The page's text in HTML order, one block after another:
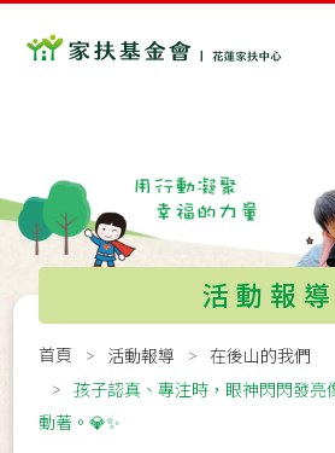
活動報導
首頁 活動報導
在後山的我們
孩子認真、專注時，眼神閃閃發亮
動著。💎✨